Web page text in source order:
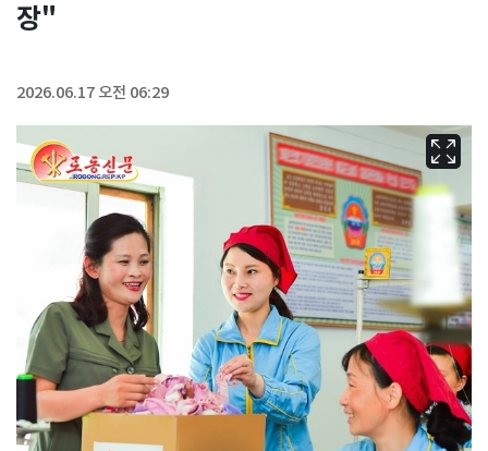
장"
2026.06.17 오전 06:29